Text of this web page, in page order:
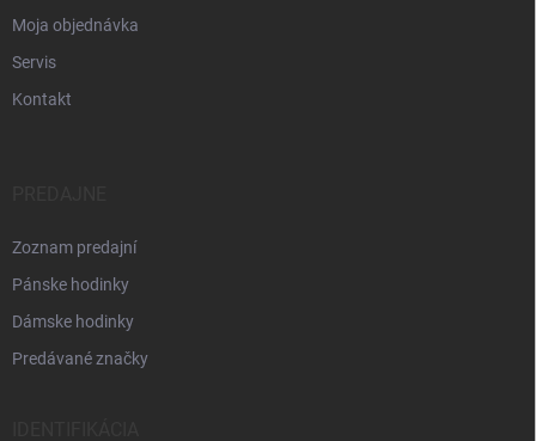
Moja objednávka
Servis
Kontakt
Zoznam predajní
Pánske hodinky
Dámske hodinky
Predávané značky